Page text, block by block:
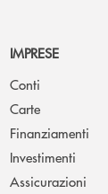
IMPRESE
Conti
Carte
Finanziamenti
Investimenti
Assicurazioni